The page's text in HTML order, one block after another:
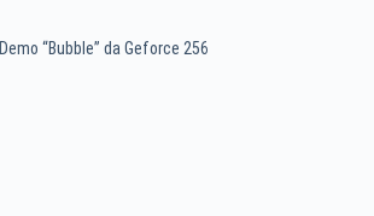
Demo “Bubble” da Geforce 256